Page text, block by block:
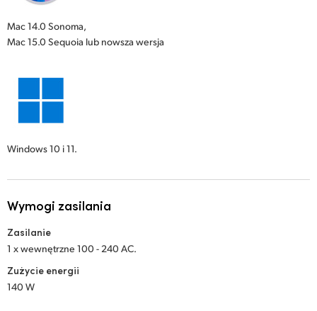
Mac 14.0 Sonoma,
Mac 15.0 Sequoia lub nowsza wersja
Windows 10 i 11.
Wymogi zasilania
Zasilanie
1 x wewnętrzne 100 - 240 AC.
Zużycie energii
140 W